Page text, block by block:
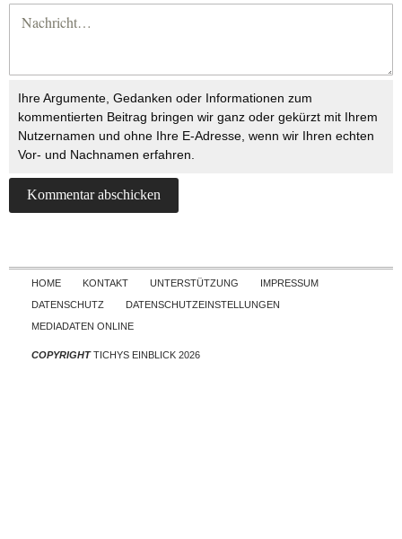
Ihre Argumente, Gedanken oder Informationen zum
kommentierten Beitrag bringen wir ganz oder gekürzt mit Ihrem
Nutzernamen und ohne Ihre E-Adresse, wenn wir Ihren echten
Vor- und Nachnamen erfahren.
Skip to content
HOME KONTAKT UNTERSTÜTZUNG
IMPRESSUM
DATENSCHUTZ
DATENSCHUTZEINSTELLUNGEN
MEDIADATEN ONLINE
COPYRIGHTTICHYS EINBLICK 2026